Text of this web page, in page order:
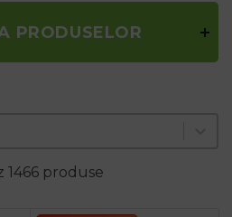
PRODUSELOR
1466 produse